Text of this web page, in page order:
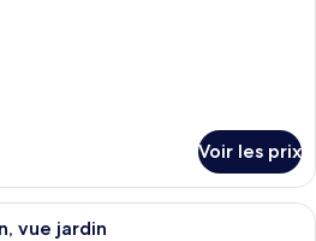
Voir les prix
Une chambre avec un lit sous un
vue jardin